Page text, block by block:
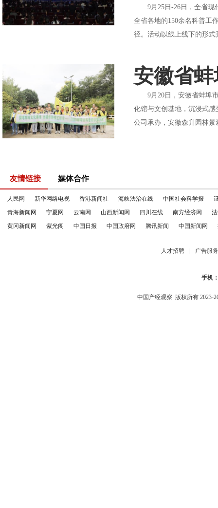
9月25日-26日，全省现
全省各地的150余名科普工
径。活动以线上线下的形
安徽省
9月20日，安徽省蚌埠市
化馆与文创基地，沉浸式
公司承办，安徽森升园林
友情链接 媒体合作
人民网 新华网络电视 香港新闻社 海峡法治在线 中国社会科学报
青海新闻网
宁夏网 云南网 山西新闻网 四川在线 南方经济网
黄冈新闻网
紫光阁 中国日报 中国政府网 腾讯新闻 中国新闻网
人才招聘 广告服务
手机
中国产经观察 版权所有 2023-